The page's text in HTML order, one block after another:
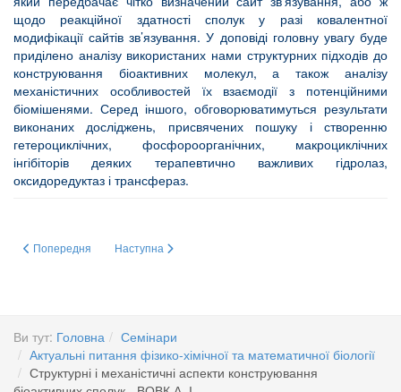
щодо реакційної здатності сполук у разі ковалентної
модифікації сайтів зв’язування. У доповіді головну увагу буде
приділено аналізу використаних нами структурних підходів до
конструювання біоактивних молекул, а також аналізу
механістичних особливостей їх взаємодії з потенційними
біомішенями. Серед іншого, обговорюватимуться результати
виконаних досліджень, присвячених пошуку і створенню
гетероциклічних, фосфороорганічних, макроциклічних
інгібіторів деяких терапевтично важливих гідролаз,
оксидоредуктаз і трансфераз.
Попередня стаття: Структурні і механістичні аспекти конструювання
Попередня Наступна стаття: Про діяльність міждисциплінарного
Наступна
Ви тут: Головна
Семінари
Актуальні питання фізико-хімічної та математичної біології
Структурні і механістичні аспекти конструювання